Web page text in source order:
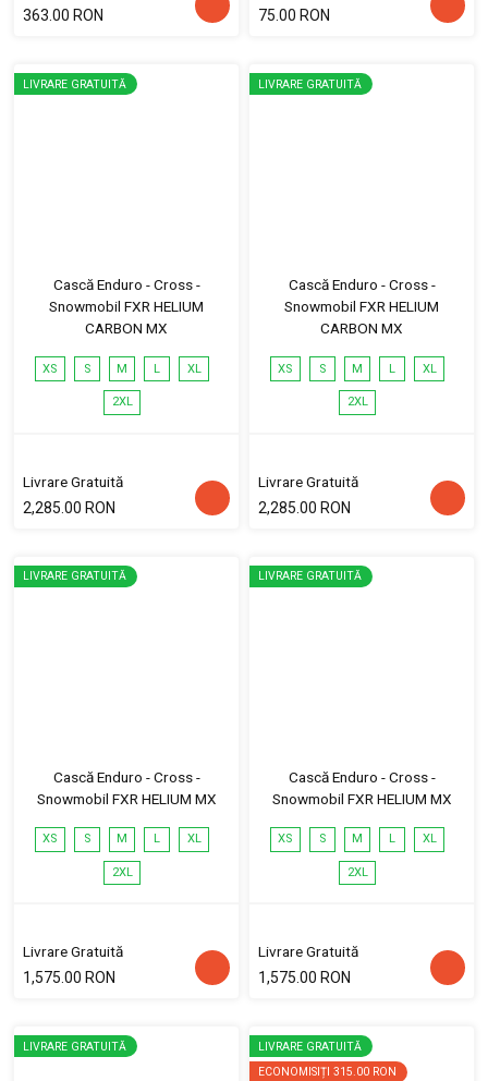
363.00 RON
75.00 RON
LIVRARE GRATUITĂ
Cască Enduro - Cross -
Snowmobil FXR HELIUM
CARBON MX
XS S M L XL
2XL
Livrare Gratuită
2,285.00 RON
LIVRARE GRATUITĂ
Cască Enduro - Cross -
Snowmobil FXR HELIUM
CARBON MX
XS S M L XL
2XL
Livrare Gratuită
2,285.00 RON
LIVRARE GRATUITĂ
Cască Enduro - Cross -
Snowmobil FXR HELIUM MX
XS S M L XL
2XL
Livrare Gratuită
1,575.00 RON
LIVRARE GRATUITĂ
Cască Enduro - Cross -
Snowmobil FXR HELIUM MX
XS S M L XL
2XL
Livrare Gratuită
1,575.00 RON
LIVRARE GRATUITĂ
LIVRARE GRATUITĂ
ECONOMISIȚI 315.00 RON